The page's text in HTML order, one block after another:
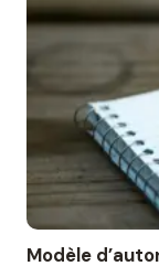
Modèle